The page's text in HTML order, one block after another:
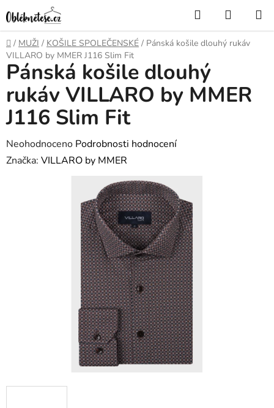
na
obsah
Hledat
KOŠÍK
Domů
/ MUŽI / KOŠILE SPOLEČENSKÉ / Pánská košile dlouhý rukáv
VILLARO by MMER J116 Slim Fit
Pánská košile dlouhý
rukáv VILLARO by MMER
J116 Slim Fit
Průměrné
hodnocení
Neohodnoceno Podrobnosti hodnocení
Značka: VILLARO by MMER